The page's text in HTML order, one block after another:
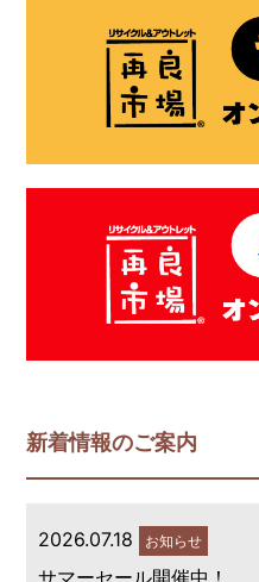
新着情報のご案内
2026.07.18 お知らせ